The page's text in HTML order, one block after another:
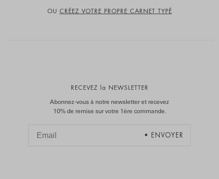
OU CRÉEZ VOTRE PROPRE CARNET TYPÉ
RECEVEZ la NEWSLETTER
Abonnez-vous à notre newsletter et recevez
10% de remise sur votre 1ère commande.